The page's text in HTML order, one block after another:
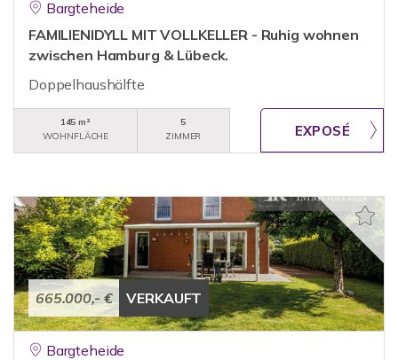
Bargteheide
FAMILIENIDYLL MIT VOLLKELLER - Ruhig wohnen
zwischen Hamburg & Lübeck.
Doppelhaushälfte
145 m²
WOHNFLÄCHE
5
ZIMMER
665.000,- € VERKAUFT
Bargteheide